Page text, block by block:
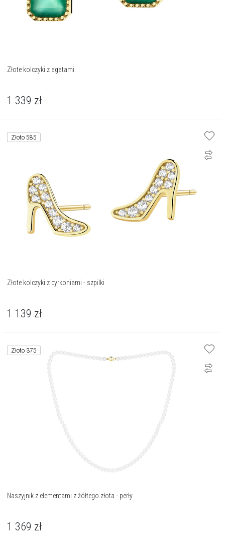
Złote kolczyki z agatami
1 339 zł
Złoto 585
Złote kolczyki z cyrkoniami - szpilki
1 139 zł
Złoto 375
Naszyjnik z elementami z żółtego złota - perły
1 369 zł